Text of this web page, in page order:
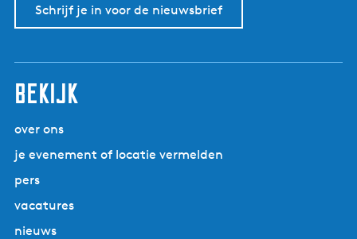
Schrijf je in voor de nieuwsbrief
Bekijk
over ons
je evenement of locatie vermelden
pers
vacatures
nieuws